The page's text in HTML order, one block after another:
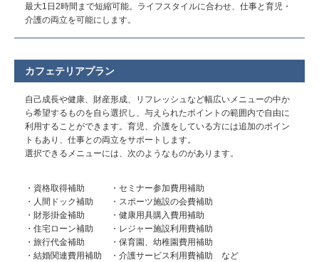
最大1日2時間まで短縮可能。ライフスタイルに合わせ、仕事と育児・
介護の両立を可能にします。
カフェテリアプラン
自己成長や健康、財産形成、リフレッシュなど幅広いメニューの中か
ら希望するものを自ら選択し、与えられたポイントの範囲内で自由に
利用することができます。育児、介護をしている方には追加のポイン
トもあり、仕事との両立をサポートします。
選択できるメニューには、次のようなものがあります。
・資格取得補助 ・セミナー参加費用補助
・人間ドック補助 ・スポーツ施設の会費補助
・財形掛金補助 ・健康用具購入費用補助
・住宅ローン補助 ・レジャー施設利用費補助
・旅行代金補助 ・保育園、幼稚園費用補助
・結婚関連費用補助 ・介護サービス利用費補助 など